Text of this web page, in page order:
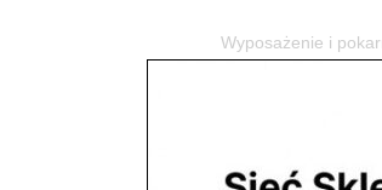
Wyposażenie i pokarm